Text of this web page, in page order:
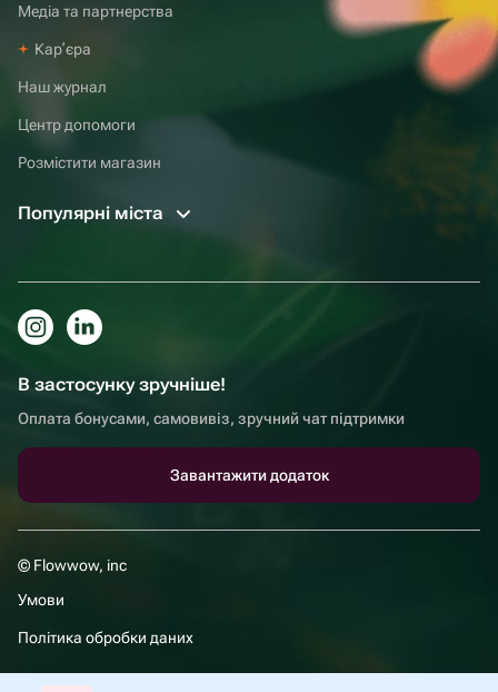
Медіа та партнерства
Карʼєра
Наш журнал
Центр допомоги
Розмістити магазин
Популярні міста
В застосунку зручніше!
Оплата бонусами, самовивіз, зручний чат підтримки
Завантажити додаток
© Flowwow, inc
Умови
Політика обробки даних